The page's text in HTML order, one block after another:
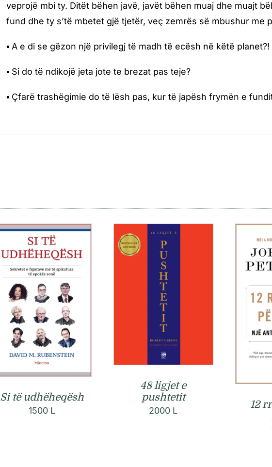
veprojë mbi ty. Ditët bëhen javë, javët bëhen muaj dhe muajt
fund dhe ty s’të mbetet gjë tjetër, veç zemrës së mbushur
▪ A e di se gëzon një privilegj të madh të ecësh në këtë planet?!
▪ Si do të ndikojë jeta jote te brezat pas teje?
▪ Çfarë trashëgimie do të lësh pas, kur të japësh frymën e
Si të udhëheqësh
1500 L
48 ligjet e
pushtetit
2000 L
12